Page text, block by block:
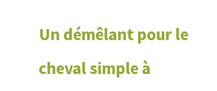
Un démêlant pour le
cheval simple à